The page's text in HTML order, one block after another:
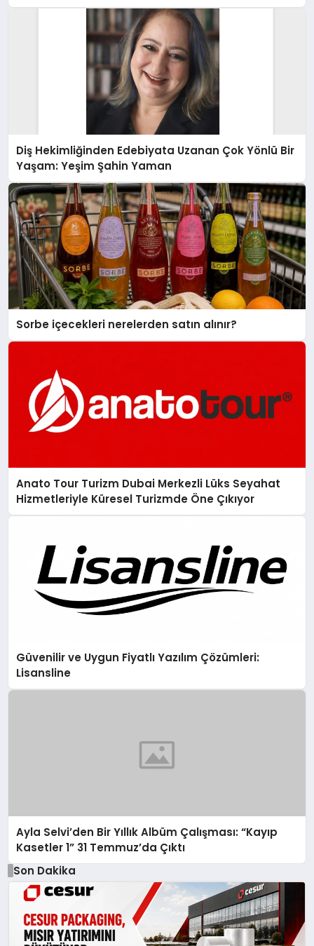
Diş Hekimliğinden Edebiyata Uzanan Çok Yönlü Bir
Yaşam: Yeşim Şahin Yaman
Sorbe içecekleri nerelerden satın alınır?
Anato Tour Turizm Dubai Merkezli Lüks Seyahat
Hizmetleriyle Küresel Turizmde Öne Çıkıyor
Güvenilir ve Uygun Fiyatlı Yazılım Çözümleri:
Lisansline
Ayla Selvi’den Bir Yıllık Albüm Çalışması: “Kayıp
Kasetler 1” 31 Temmuz’da Çıktı
Son Dakika